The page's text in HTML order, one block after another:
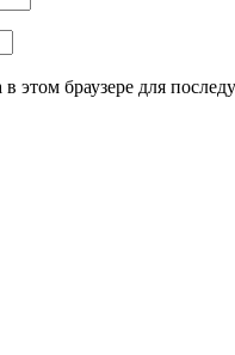
этом браузере для